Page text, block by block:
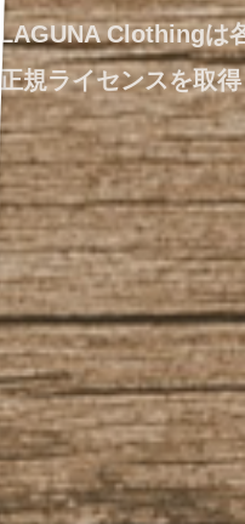
LAGUNA Clothingは
正規ライセンスを取